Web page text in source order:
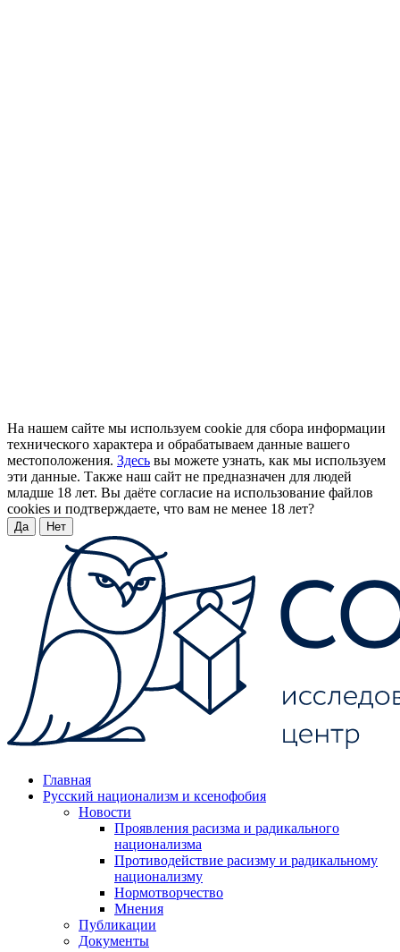
На нашем сайте мы используем cookie для сбора информации
технического характера и обрабатываем данные вашего
местоположения. Здесь вы можете узнать, как мы используем
эти данные. Также наш сайт не предназначен для людей
младше 18 лет. Вы даёте согласие на использование файлов
cookies и подтверждаете, что вам не менее 18 лет?
Да Нет
Главная
Русский национализм и ксенофобия
Новости
Проявления расизма и радикального
национализма
Противодействие расизму и радикальному
национализму
Нормотворчество
Мнения
Публикации
Документы